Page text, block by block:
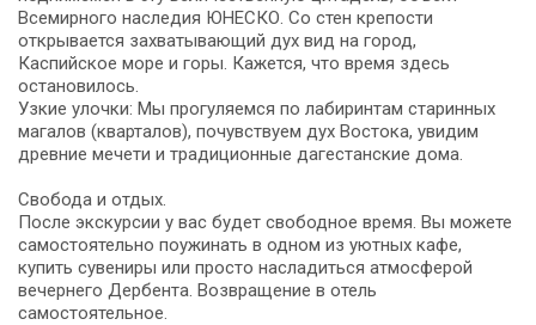
Всемирного наследия ЮНЕСКО. Со стен крепости
открывается захватывающий дух вид на город,
Каспийское море и горы. Кажется, что время здесь
остановилось.
Узкие улочки: Мы прогуляемся по лабиринтам старинных
магалов (кварталов), почувствуем дух Востока, увидим
древние мечети и традиционные дагестанские дома.
Свобода и отдых.
После экскурсии у вас будет свободное время. Вы можете
самостоятельно поужинать в одном из уютных кафе,
купить сувениры или просто насладиться атмосферой
вечернего Дербента. Возвращение в отель
самостоятельное.